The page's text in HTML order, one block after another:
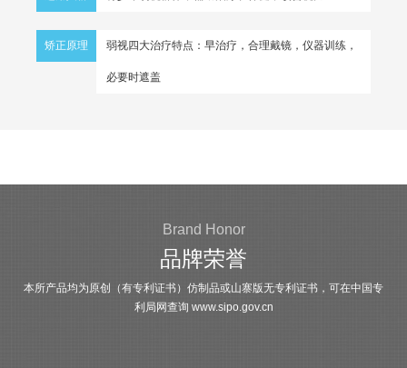
矫正原理 弱视四大治疗特点：早治疗，合理戴镜，仪器训练，
必要时遮盖
Brand Honor
品牌荣誉
本所产品均为原创（有专利证书）仿制品或山寨版无专利证书，可在中国专
利局网查询 www.sipo.gov.cn